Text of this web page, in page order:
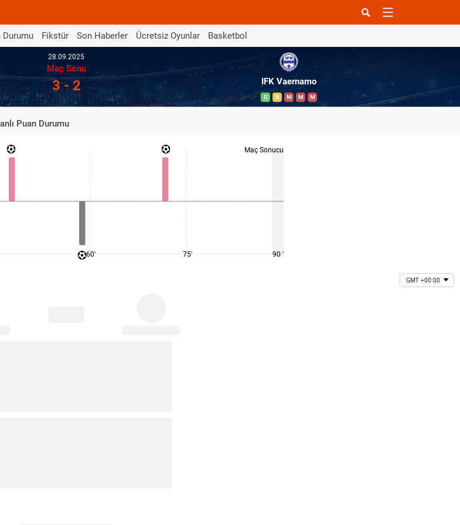
Durumu Fikstür Son Haberler Ücretsiz Oyunlar Basketbol
28.09.2025
Maç Sonu
3 - 2 IFK Vaernamo
G B M M M
Puan Durumu
60' 75'
Maç Sonucu
90 '
GMT +00:00